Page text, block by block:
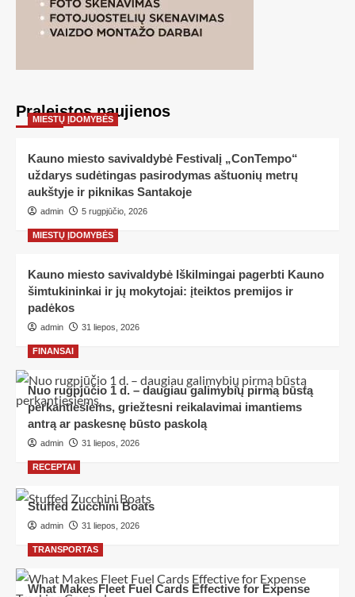
Praleistos naujienos
MIESTŲ ĮDOMYBĖS
Kauno miesto savivaldybė Festivalį „ConTempo“
uždarys sudėtingas pasirodymas aštuonių metrų
aukštyje ir piknikas Santakoje
admin 5 rugpjūčio, 2026
MIESTŲ ĮDOMYBĖS
Kauno miesto savivaldybė Iškilmingai pagerbti Kauno
šimtukininkai ir jų mokytojai: įteiktos premijos ir
padėkos
admin 31 liepos, 2026
FINANSAI
Nuo rugpjūčio 1 d. – daugiau galimybių pirmą būstą
perkantiesiems, griežtesni reikalavimai imantiems
antrą ar paskesnę būsto paskolą
admin 31 liepos, 2026
RECEPTAI
Stuffed Zucchini Boats
admin 31 liepos, 2026
TRANSPORTAS
What Makes Fleet Fuel Cards Effective for Expense